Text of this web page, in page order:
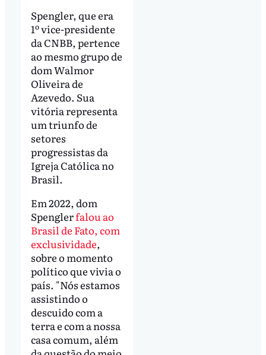
Spengler, que era
1º vice-presidente
da CNBB, pertence
ao mesmo grupo de
dom Walmor
Oliveira de
Azevedo. Sua
vitória representa
um triunfo de
setores
progressistas da
Igreja Católica no
Brasil.
Em 2022, dom
Spenglerfalou ao
Brasil de Fato, com
exclusividade,
sobre o momento
político que vivia o
país. "Nós estamos
assistindo o
descuido com a
terra e com a nossa
casa comum, além